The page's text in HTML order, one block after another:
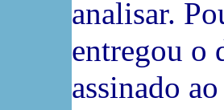
analisar.
entregou o
assinado